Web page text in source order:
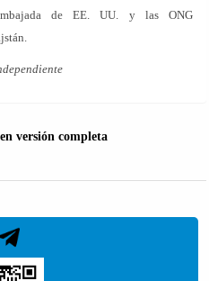
de EE. UU. y las ONG
versión completa